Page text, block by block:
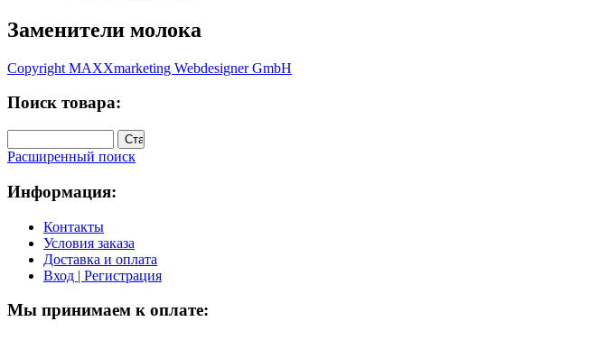
Заменители молока
Copyright MAXXmarketing Webdesigner GmbH
Поиск товара:
Расширенный поиск
Информация:
Контакты
Условия заказа
Доставка и оплата
Вход | Регистрация
Мы принимаем к оплате: